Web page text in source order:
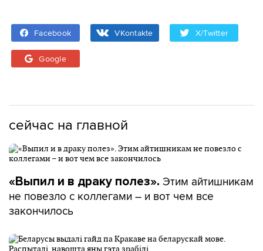
Facebook VKontakte X/Twitter
Google
сейчас на главной
«Выпил и в драку полез». Этим айтишникам
не повезло с коллегами – и вот чем все
закончилось